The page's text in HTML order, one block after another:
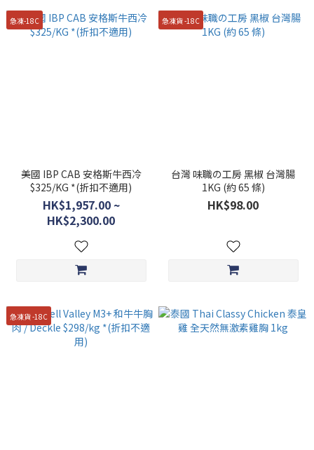
急凍-18C
美國 IBP CAB 安格斯牛西冷
$325/KG *(折扣不適用)
HK$1,957.00 ~
HK$2,300.00
急凍貨 -18C
台灣 味職の工房 黑椒 台灣腸
1KG (約 65 條)
HK$98.00
急凍貨 -18C